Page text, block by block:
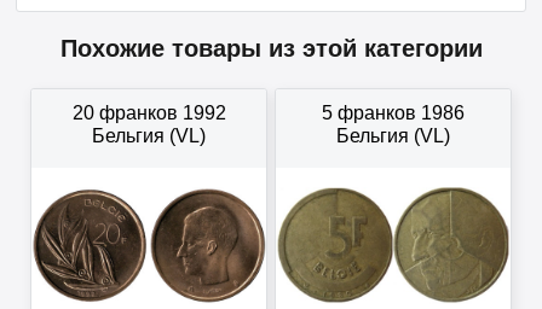
Похожие товары из этой категории
20 франков 1992
Бельгия (VL)
5 франков 1986
Бельгия (VL)